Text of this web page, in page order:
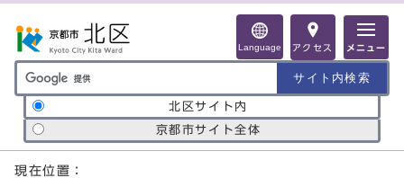
Language アクセス メニュー
サイト内検索の範囲
北区サイト内
京都市サイト全体
ここから本文です
現在位置：